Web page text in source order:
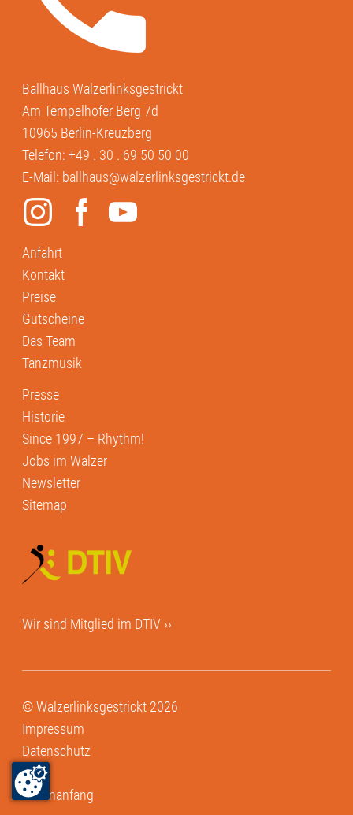
Ballhaus Walzerlinksgestrickt
Am Tempelhofer Berg 7d
10965 Berlin-Kreuzberg
Telefon:+49 . 30 . 69 50 50 00
E-Mail: ballhaus@walzerlinksgestrickt.de
Anfahrt
Kontakt
Preise
Gutscheine
Das Team
Tanzmusik
Presse
Historie
Since 1997 – Rhythm!
Jobs im Walzer
Newsletter
Sitemap
Wir sind Mitglied im DTIV ››
© Walzerlinksgestrickt 2026
Impressum
Datenschutz
AGB
Seitenanfang